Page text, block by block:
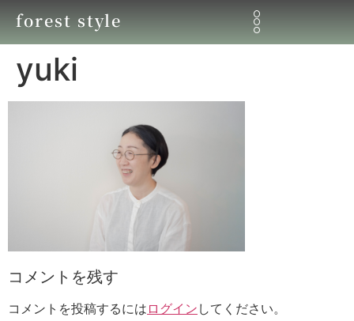
forest style
yuki
コメントを残す
コメントを投稿するには ログイン してください。